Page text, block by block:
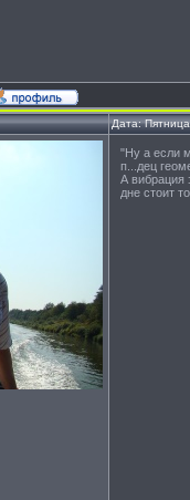
Дата:
"Ну а если
п...дец
А вибрация
дне стоит